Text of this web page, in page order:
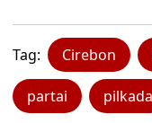
Tag: Cirebon
partai pilkada